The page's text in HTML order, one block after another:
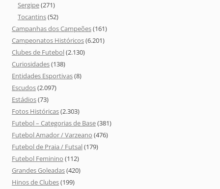
Sergipe(271)
Tocantins(52)
Campanhas dos Campeões(161)
Campeonatos Históricos(6.201)
Clubes de Futebol(2.130)
Curiosidades(138)
Entidades Esportivas(8)
Escudos(2.097)
Estádios(73)
Fotos Históricas(2.303)
Futebol – Categorias de Base(381)
Futebol Amador / Varzeano (476)
Futebol de Praia / Futsal(179)
Futebol Feminino (112)
Grandes Goleadas(420)
Hinos de Clubes(199)